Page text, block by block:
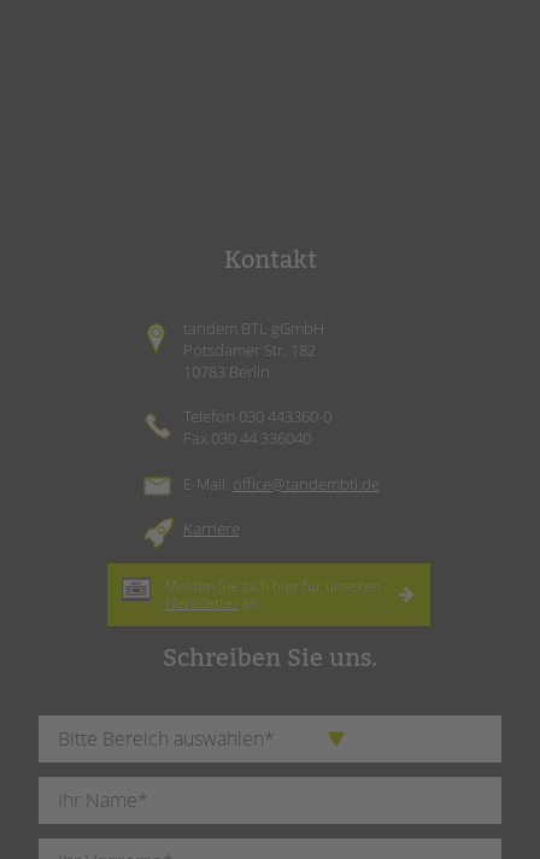
Kontakt
tandem BTL gGmbH
Potsdamer Str. 182
10783 Berlin
Telefon 030 443360-0
Fax 030 44 336040
E-Mail: office@tandembtl.de
Karriere
Melden Sie sich hier für unseren
Newsletter an.
Schreiben Sie uns.